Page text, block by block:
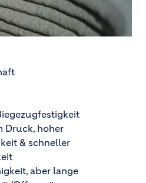
Druck, hoher
& schneller
aber lange